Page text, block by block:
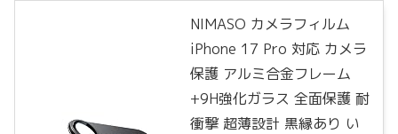
NIMASO カメラフィルム
iPhone 17 Pro 対応 カメラ
保護 アルミ合金フレーム
+9H強化ガラス 全面保護 耐
衝撃 超薄設計 黒縁あり い